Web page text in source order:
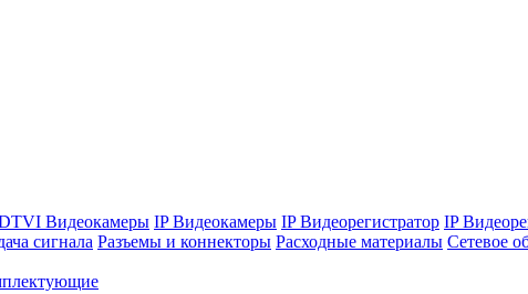
Видеокамеры IP Видеокамеры IP Видеорегистратор IP
сигнала Разъемы и коннекторы Расходные материалы Сетевое